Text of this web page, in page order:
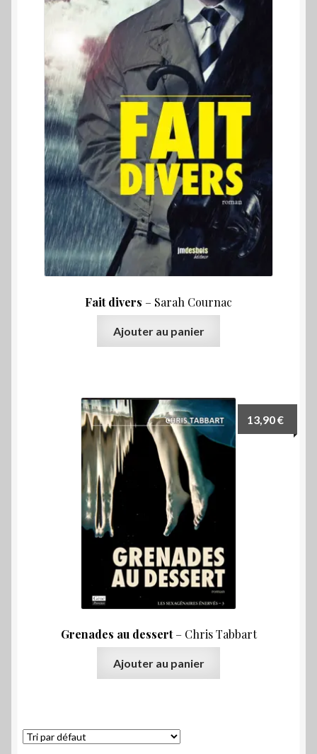
Fait divers – Sarah Cournac
Ajouter au panier
Grenades au dessert– Chris Tabbart
13,90€
Ajouter au panier